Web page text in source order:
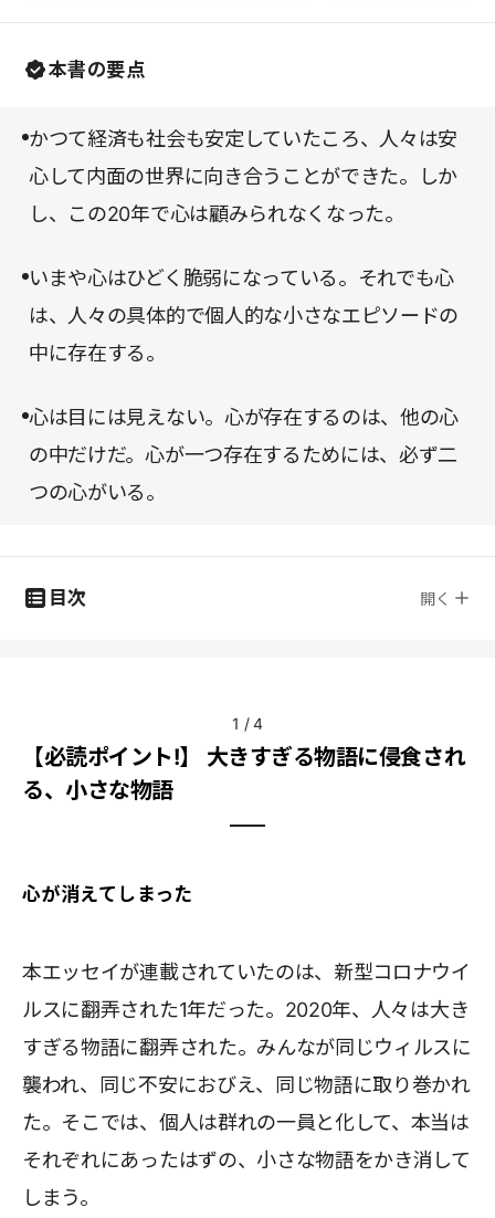
ただきたい一冊だ。
本書の要点
かつて経済も社会も安定していたころ、人々は安
心して内面の世界に向き合うことができた。しか
し、この20年で心は顧みられなくなった。
いまや心はひどく脆弱になっている。それでも心
は、人々の具体的で個人的な小さなエピソードの
中に存在する。
心は目には見えない。心が存在するのは、他の心
の中だけだ。心が一つ存在するためには、必ず二
つの心がいる。
目次 開く
1 /4
【必読ポイント!】 大きすぎる物語に侵食され
る、小さな物語
心が消えてしまった
本エッセイが連載されていたのは、新型コロナウイ
ルスに翻弄された1年だった。2020年、人々は大き
すぎる物語に翻弄された。みんなが同じウィルスに
襲われ、同じ不安におびえ、同じ物語に取り巻かれ
た。そこでは、個人は群れの一員と化して、本当は
それぞれにあったはずの、小さな物語をかき消して
しまう。